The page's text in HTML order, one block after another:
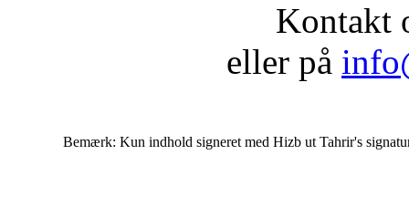
Kontakt
eller på
Bemærk: Kun indhold signeret med Hizb ut Tahrir's